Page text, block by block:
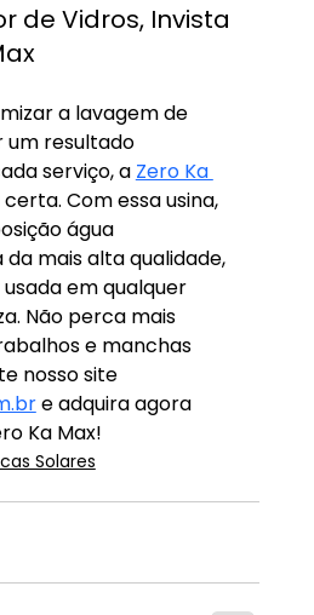
de Vidros, Invista
a lavagem de
um resultado
serviço, a Zero Ka
Com essa usina,
água
mais alta qualidade,
em qualquer
Não perca mais
e manchas
nosso site
e adquira agora
Ka Max!
Solares